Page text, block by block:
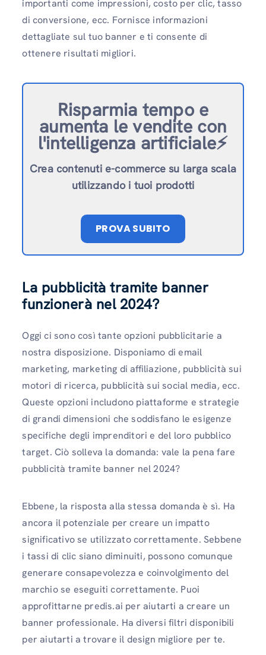
importanti come impressioni, costo per clic, tasso
di conversione, ecc. Fornisce informazioni
dettagliate sul tuo banner e ti consente di
ottenere risultati migliori.
Risparmia tempo e
aumenta le vendite con
l'intelligenza artificiale⚡️
Crea contenuti e-commerce su larga scala
utilizzando i tuoi prodotti
PROVA SUBITO
La pubblicità tramite banner
funzionerà nel 2024?
Oggi ci sono così tante opzioni pubblicitarie a
nostra disposizione. Disponiamo di email
marketing, marketing di affiliazione, pubblicità sui
motori di ricerca, pubblicità sui social media, ecc.
Queste opzioni includono piattaforme e strategie
di grandi dimensioni che soddisfano le esigenze
specifiche degli imprenditori e del loro pubblico
target. Ciò solleva la domanda: vale la pena fare
pubblicità tramite banner nel 2024?
Ebbene, la risposta alla stessa domanda è sì. Ha
ancora il potenziale per creare un impatto
significativo se utilizzato correttamente. Sebbene
i tassi di clic siano diminuiti, possono comunque
generare consapevolezza e coinvolgimento del
marchio se eseguiti correttamente. Puoi
approfittarne predis.ai per aiutarti a creare un
banner professionale. Ha diversi filtri disponibili
per aiutarti a trovare il design migliore per te.